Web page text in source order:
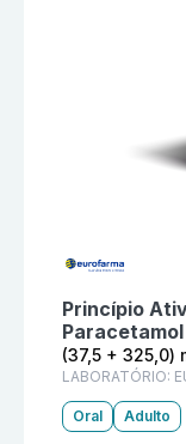
Princípio
Paracetamol
(37,5 + 325,0)
LABORATÓRIO:
Oral Adulto